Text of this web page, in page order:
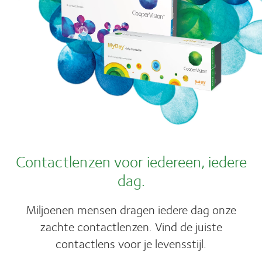
Contactlenzen voor iedereen, iedere
dag.
Miljoenen mensen dragen iedere dag onze
zachte contactlenzen. Vind de juiste
contactlens voor je levensstijl.